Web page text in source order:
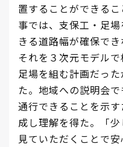
置することができる
事では、支保工・足
きる道路幅が確保でき
それを３次元モデル
足場を組む計画だっ
た。地域への説明会
通行できることを示
成し理解を得た。「
見ていただくことで